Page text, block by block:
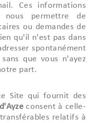
Ces informations
nous permettre de
ou demandes de
qu'il n'est pas dans
spontanément
que vous n'ayez
part.
Site qui fournit des
consent à celle-
relatifs à